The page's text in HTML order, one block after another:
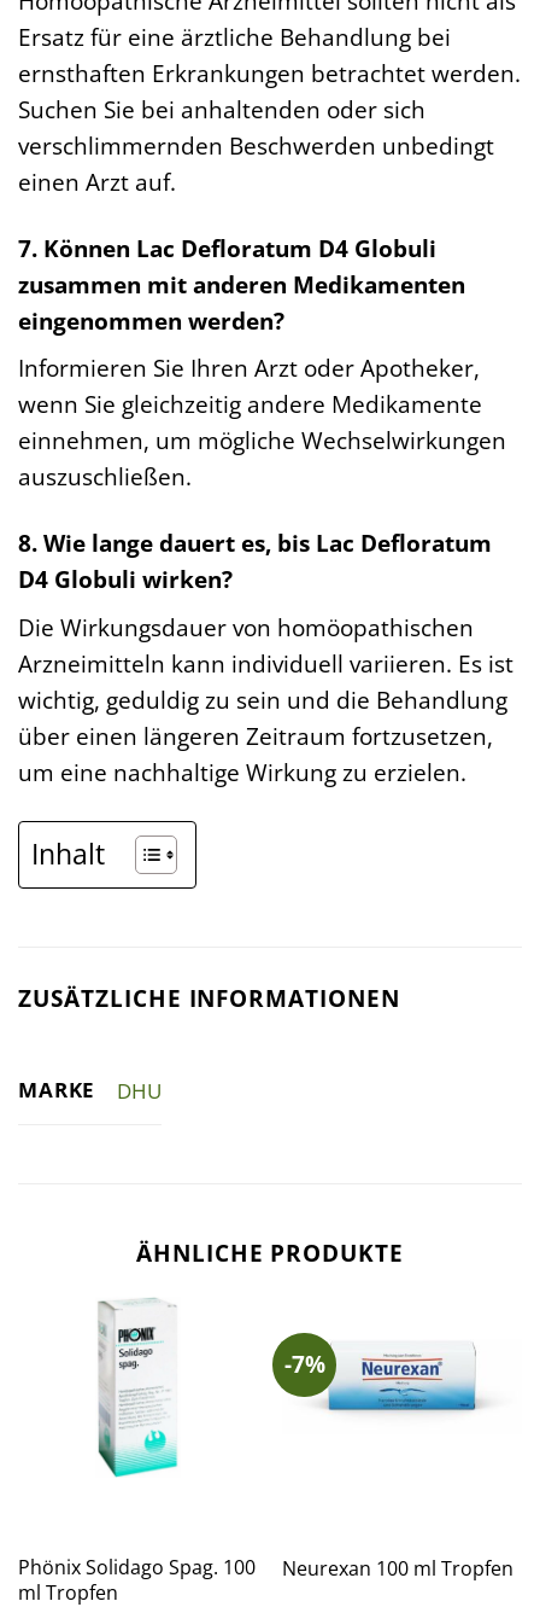
Ersatz für eine ärztliche Behandlung bei
ernsthaften Erkrankungen betrachtet werden.
Suchen Sie bei anhaltenden oder sich
verschlimmernden Beschwerden unbedingt
einen Arzt auf.
7. Können Lac Defloratum D4 Globuli
zusammen mit anderen Medikamenten
eingenommen werden?
Informieren Sie Ihren Arzt oder Apotheker,
wenn Sie gleichzeitig andere Medikamente
einnehmen, um mögliche Wechselwirkungen
auszuschließen.
8. Wie lange dauert es, bis Lac Defloratum
D4 Globuli wirken?
Die Wirkungsdauer von homöopathischen
Arzneimitteln kann individuell variieren. Es ist
wichtig, geduldig zu sein und die Behandlung
über einen längeren Zeitraum fortzusetzen,
um eine nachhaltige Wirkung zu erzielen.
Inhalt
ZUSÄTZLICHE INFORMATIONEN
MARKE DHU
ÄHNLICHE PRODUKTE
Phönix Solidago Spag. 100
ml Tropfen
-7%
Neurexan 100 ml Tropfen